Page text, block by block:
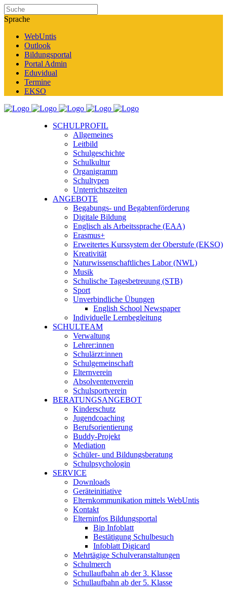
Sprache
WebUntis
Outlook
Bildungsportal
Portal Admin
Eduvidual
Termine
EKSO
SCHULPROFIL
Allgemeines
Leitbild
Schulgeschichte
Schulkultur
Organigramm
Schultypen
Unterrichtszeiten
ANGEBOTE
Begabungs- und Begabtenförderung
Digitale Bildung
Englisch als Arbeitssprache (EAA)
Erasmus+
Erweitertes Kurssystem der Oberstufe (EKSO)
Kreativität
Naturwissenschaftliches Labor (NWL)
Musik
Schulische Tagesbetreuung (STB)
Sport
Unverbindliche Übungen
English School Newspaper
Individuelle Lernbegleitung
SCHULTEAM
Verwaltung
Lehrer:innen
Schulärzt:innen
Schulgemeinschaft
Elternverein
Absolventenverein
Schulsportverein
BERATUNGSANGEBOT
Kinderschutz
Jugendcoaching
Berufsorientierung
Buddy-Projekt
Mediation
Schüler- und Bildungsberatung
Schulpsychologin
SERVICE
Downloads
Geräteinitiative
Elternkommunikation mittels WebUntis
Kontakt
Elterninfos Bildungsportal
Bip Infoblatt
Bestätigung Schulbesuch
Infoblatt Digicard
Mehrtägige Schulveranstaltungen
Schulmerch
Schullaufbahn ab der 3. Klasse
Schullaufbahn ab der 5. Klasse